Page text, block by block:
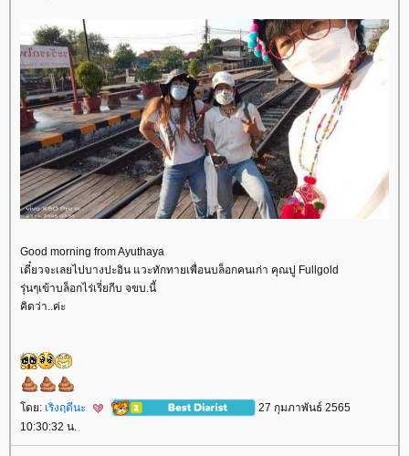
Good morning from Ayuthaya
เดี๋ยวจะเลยไปบางปะอิน แวะทักทายเพื่อนบล็อกคนเก่า คุณปู Fullgold
รุ่นๆเข้าบล็อกไร่เรี่ยกีบ จขบ.นี้
คิดว่า..ค่ะ
ดย: เริงฤดีนะ
27 กุมภาพันธ์ 2565
10:30:32 น.